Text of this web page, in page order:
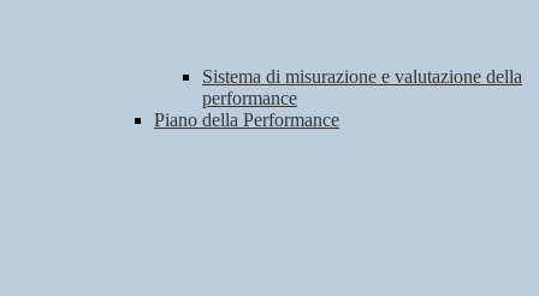
Sistema di misurazione e valutazione della
performance
Piano della Performance